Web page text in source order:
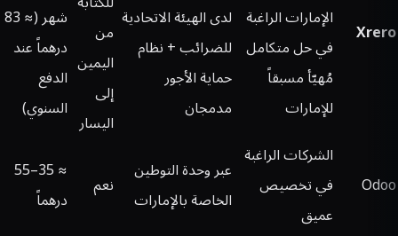
Xrero
الإمارات الراغبة
في حل متكامل
مُهيّأ مسبقاً
للإمارات
لدى الهيئة الاتحادية
للضرائب + نظام
حماية الأجور
مدمجان
من
اليمين
إلى
اليسار
شهر (≈ 83
درهماً عند
الدفع
السنوي)
Odoo
الشركات الراغبة
في تخصيص
عميق
عبر وحدة التوطين
الخاصة بالإمارات
نعم
≈ 35–55
درهماً